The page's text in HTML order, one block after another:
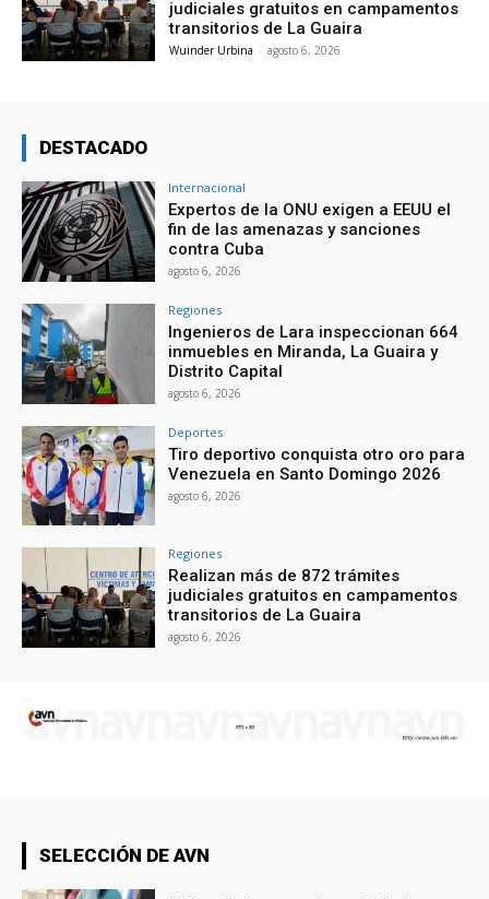
judiciales gratuitos en campamentos
transitorios de La Guaira
Wuinder Urbina - agosto 6, 2026
DESTACADO
Internacional
Expertos de la ONU exigen a EEUU el
fin de las amenazas y sanciones
contra Cuba
agosto 6, 2026
Regiones
Ingenieros de Lara inspeccionan 664
inmuebles en Miranda, La Guaira y
Distrito Capital
agosto 6, 2026
Deportes
Tiro deportivo conquista otro oro para
Venezuela en Santo Domingo 2026
agosto 6, 2026
Regiones
Realizan más de 872 trámites
judiciales gratuitos en campamentos
transitorios de La Guaira
agosto 6, 2026
SELECCIÓN DE AVN